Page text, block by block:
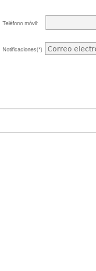
Teléfono móvil:
Notificaciones(*)